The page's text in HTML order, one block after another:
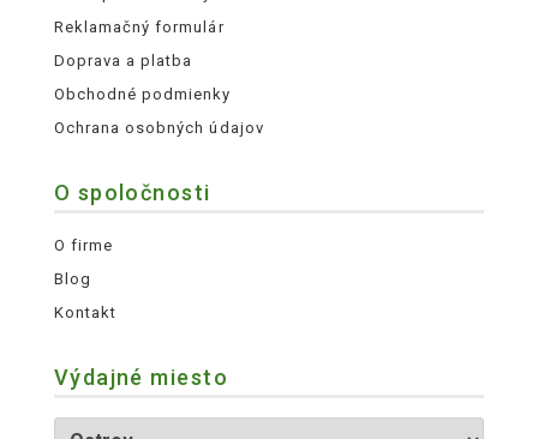
Reklamačný formulár
Doprava a platba
Obchodné podmienky
Ochrana osobných údajov
O spoločnosti
O firme
Blog
Kontakt
Výdajné miesto